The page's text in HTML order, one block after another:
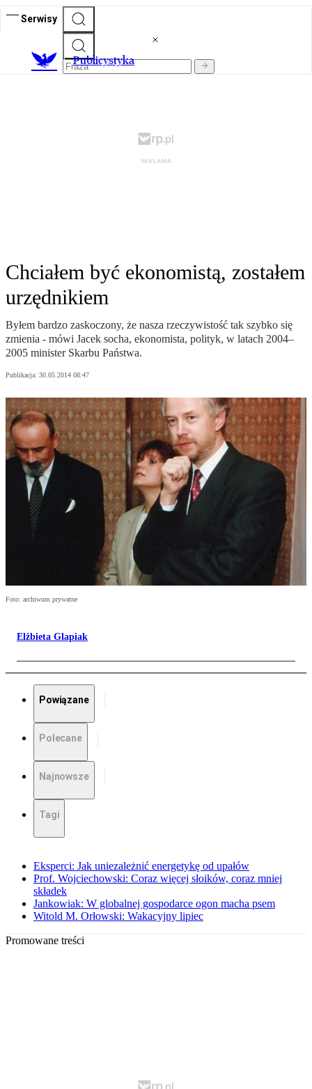
Serwisy
Publicystyka
Chciałem być ekonomistą, zostałem
urzędnikiem
Byłem bardzo zaskoczony, że nasza rzeczywistość tak szybko się
zmienia - mówi Jacek socha, ekonomista, polityk, w latach 2004–
2005 minister Skarbu Państwa.
Publikacja: 30.05.2014 08:47
Foto: archiwum prywatne
Elżbieta Glapiak
Powiązane
Polecane
Najnowsze
Tagi
Eksperci: Jak uniezależnić energetykę od upałów
Prof. Wojciechowski: Coraz więcej słoików, coraz mniej
składek
Jankowiak: W globalnej gospodarce ogon macha psem
Witold M. Orłowski: Wakacyjny lipiec
Promowane treści